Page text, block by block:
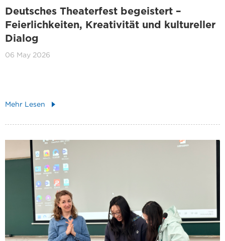
Deutsches Theaterfest begeistert –
Feierlichkeiten, Kreativität und kultureller
Dialog
06 May 2026
Mehr Lesen